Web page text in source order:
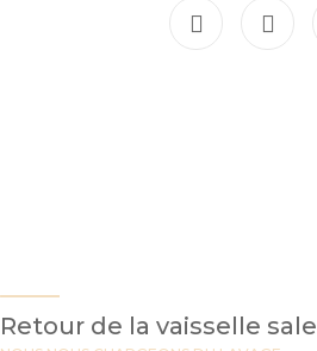
Retour de la vaisselle sale